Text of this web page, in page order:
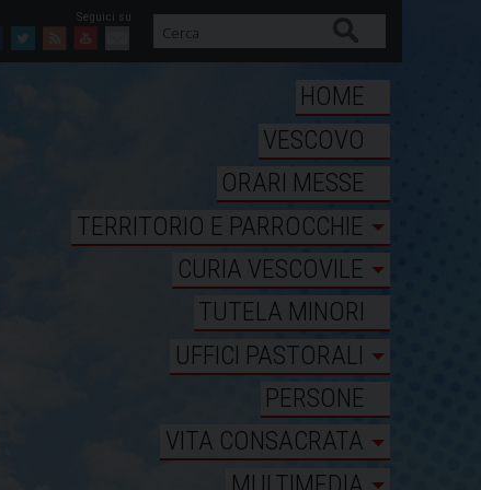
Facebook
Twitter
FeedYoutube
Mail
HOME
VESCOVO
ORARI MESSE
TERRITORIO E PARROCCHIE
CURIA VESCOVILE
TUTELA MINORI
UFFICI PASTORALI
PERSONE
VITA CONSACRATA